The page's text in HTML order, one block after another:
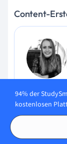
Content-
Lily Hulatt
Jahren
an der
94% der
kostenlosen